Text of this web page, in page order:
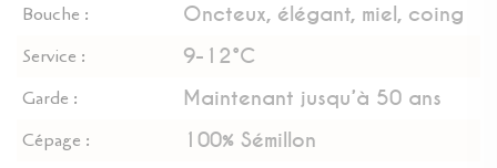
Bouche : Oncteux, élégant, miel, coing
Service : 9-12°C
Garde : Maintenant jusqu’à 50 ans
Cépage : 100% Sémillon